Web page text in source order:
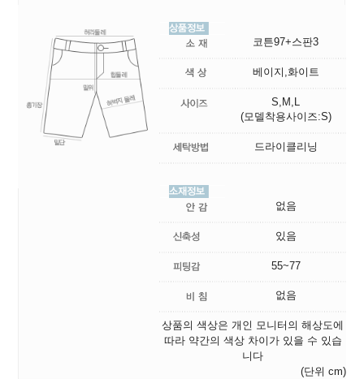
코튼97+스판3
베이지,화이트
S,M,L
(모델착용사이즈:S)
드라이클리닝
없음
있음
55~77
없음
상품의 색상은 개인 모니터의 해상도에
따라 약간의 색상 차이가 있을 수 있습
니다
(단위 cm)